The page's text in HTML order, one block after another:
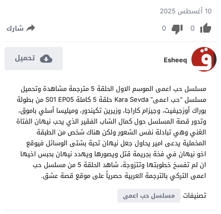
10 أغسطس 2025
0
0 شارك
Esheeq تحميل
مسلسل حب اعمى الموسم الاول الحلقة 5 مترجمة مشاهدة وتحميل
مسلسل “حب اعمى” Kara Sevda حلقة 5 كاملة S01 EP05 من بطولة
بوراك أوزجيفيت، وجيزام كاراجا، وزيرين تكيندور، وميليسا أسلي باموق،
وتدور قصة المسلسل حول كمال الشاب الفقير الذي يحب نيهان الفتاة
الغني وهي تبادلة نفس الشعور ولكن هناك شخص من الطبقة
المخملية يدعى امير يحاول جعل نيهان تحبة بشتى الوسائل فيوقع
اخو نيهان في فخة بجريمة قتل ويصورها ويهدد نيهان بحبس اخيها
ان لم تفسخ خطوبتها وتتزوجة، شاهد الحلقة 5 من مسلسل حب
اعمى التركي بالترجمة العربية حصرياً على موقع قصة عشق.
تصنيفات
مسلسل حب اعمى